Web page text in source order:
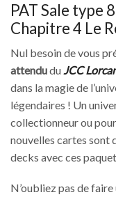
PAT Sale type
Chapitre 4 Le
Nul besoin de vous
attenduduJCC
dans la magie de
légendaires ! Un
collectionneur ou
nouvelles cartes sont
decks avec ces
N’oubliez pas de